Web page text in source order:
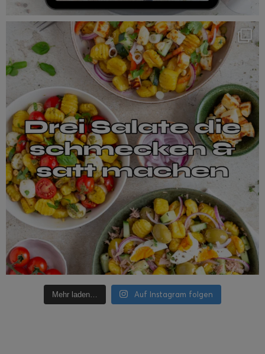
Mehr laden… Auf Instagram folgen